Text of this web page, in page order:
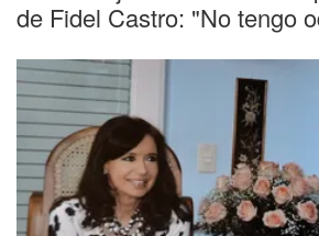
de Fidel Castro: "No tengo